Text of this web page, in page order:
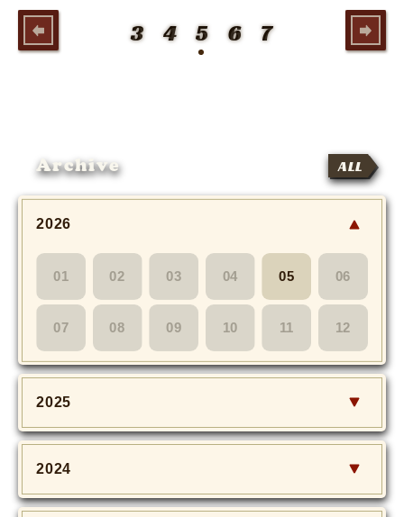
3 4 5 6 7
Archive ALL
2026
01 02 03 04 05 06
07 08 09 10 11 12
2025
2024